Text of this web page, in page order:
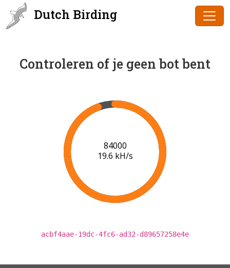
Dutch Birding
Controleren of je geen bot bent
86000
19.8 kH/s
acbf4aae-19dc-4fc6-ad32-d89657258e4e